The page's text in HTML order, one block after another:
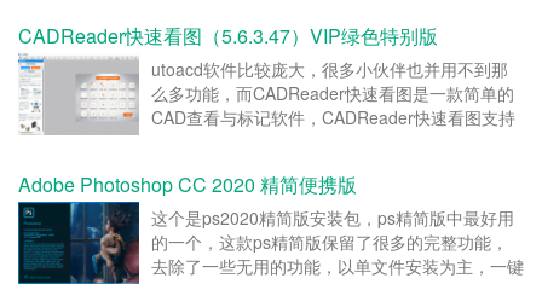
CADReader快速看图（5.6.3.47）VIP绿色特别版
utoacd软件比较庞大，很多小伙伴也并用不到那
么多功能，而CADReader快速看图是一款简单的
CAD查看与标记软件，CADReader快速看图支持
Adobe Photoshop CC 2020 精简便携版
这个是ps2020精简版安装包，ps精简版中最好用
的一个，这款ps精简版保留了很多的完整功能，
去除了一些无用的功能，以单文件安装为主，一键